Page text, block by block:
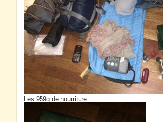
Les 959g de nourriture